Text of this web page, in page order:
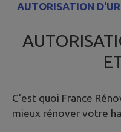
AUTORISATION
C'est quoi France
mieux rénover votre